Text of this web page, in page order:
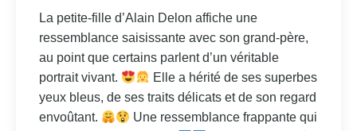
La petite-fille d’Alain Delon affiche une
ressemblance saisissante avec son grand-père,
au point que certains parlent d’un véritable
portrait vivant.
Elle a hérité de ses superbes
yeux bleus, de ses traits délicats et de son regard
envoûtant.
Une ressemblance frappante qui